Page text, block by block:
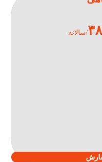
/سالانه